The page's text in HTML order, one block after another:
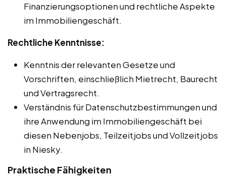
Finanzierungsoptionen und rechtliche Aspekte
im Immobiliengeschäft.
Rechtliche Kenntnisse:
Kenntnis der relevanten Gesetze und
Vorschriften, einschließlich Mietrecht, Baurecht
und Vertragsrecht.
Verständnis für Datenschutzbestimmungen und
ihre Anwendung im Immobiliengeschäft bei
diesen Nebenjobs, Teilzeitjobs und Vollzeitjobs
in Niesky.
Praktische Fähigkeiten